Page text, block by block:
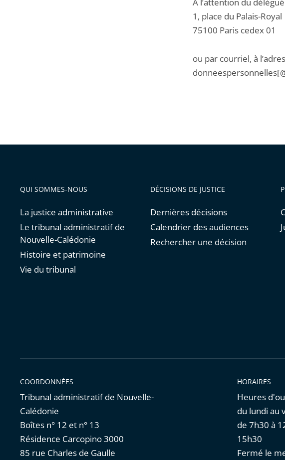
A l’attention du
1, place du Palais-Royal
75100 Paris cedex 01
ou par courriel, à
QUI SOMMES-NOUS
La justice administrative
Le tribunal administratif de
Nouvelle-Calédonie
Histoire et patrimoine
Vie du tribunal
DÉCISIONS DE JUSTICE
Dernières décisions
Calendrier des audiences
Rechercher une décision
COORDONNÉES
Tribunal administratif de Nouvelle-
Calédonie
Boîtes n° 12 et n° 13
Résidence Carcopino 3000
85 rue Charles de Gaulle
HORAIRES
Heures
du lundi au
de 7h30 à
15h30
Fermé le